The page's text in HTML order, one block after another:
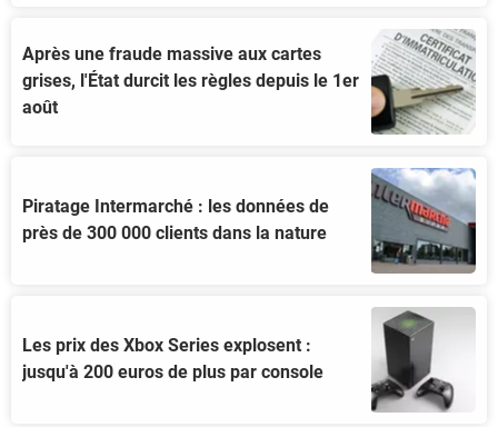
Après une fraude massive aux cartes
grises, l'État durcit les règles depuis le 1er
août
Piratage Intermarché : les données de
près de 300 000 clients dans la nature
Les prix des Xbox Series explosent :
jusqu'à 200 euros de plus par console